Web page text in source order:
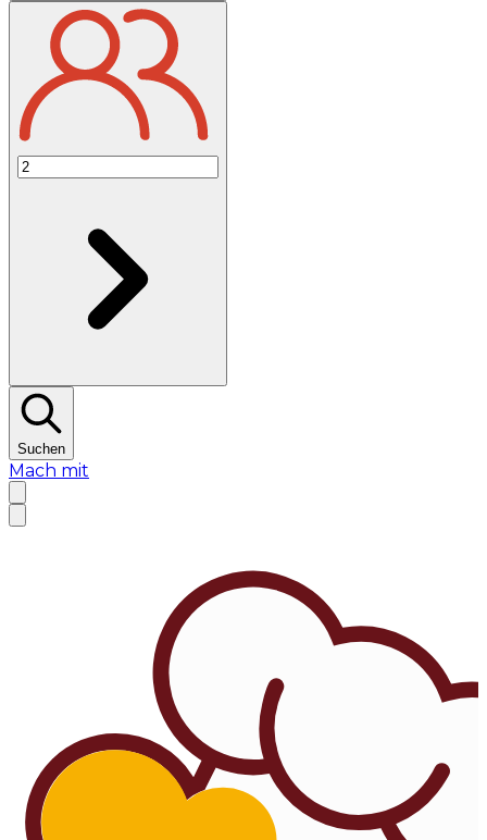
Suchen
Mach mit